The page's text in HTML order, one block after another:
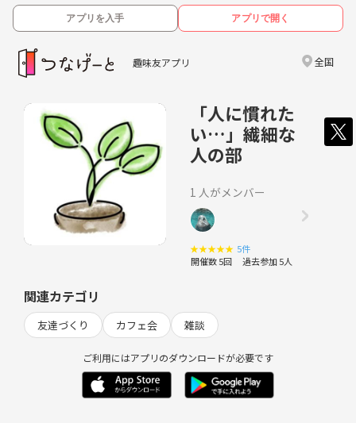
アプリを入手 アプリで開く
趣味友アプリ 全国
「人に慣れた
い…」繊細な
人の部
1 人がメンバー
★★★★★ 5件
開催数 5回 過去参加 5人
関連カテゴリ
友達づくり カフェ会 雑談
ご利用にはアプリのダウンロードが必要です